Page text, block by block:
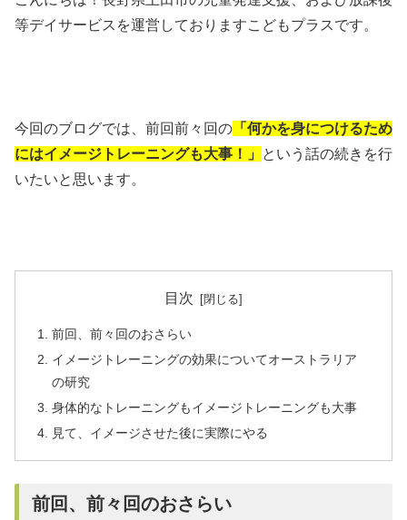
等デイサービスを運営しておりますこどもプラスです。
今回のブログでは、前回前々回の 「何かを身につけるため
にはイメージトレーニングも大事！」
という話の続きを行
いたいと思います。
目次
前回、前々回のおさらい
イメージトレーニングの効果についてオーストラリア
の研究
身体的なトレーニングもイメージトレーニングも大事
見て、イメージさせた後に実際にやる
前回、前々回のおさらい